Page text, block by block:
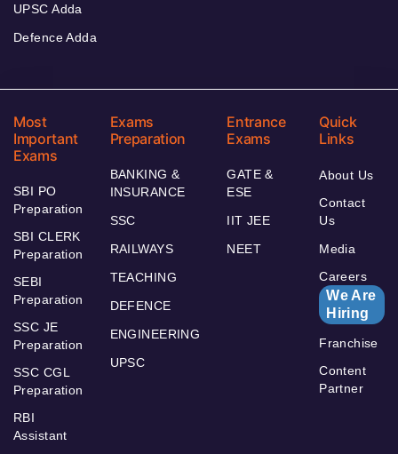
UPSC Adda
Defence Adda
Most
Important
Exams
SBI PO
Preparation
SBI CLERK
Preparation
SEBI
Preparation
SSC JE
Preparation
SSC CGL
Preparation
RBI
Assistant
Exams
Preparation
BANKING &
INSURANCE
SSC
RAILWAYS
TEACHING
DEFENCE
ENGINEERING
UPSC
Entrance
Exams
GATE &
ESE
IIT JEE
NEET
Quick
Links
About Us
Contact
Us
Media
Careers
We Are
Hiring
Franchise
Content
Partner